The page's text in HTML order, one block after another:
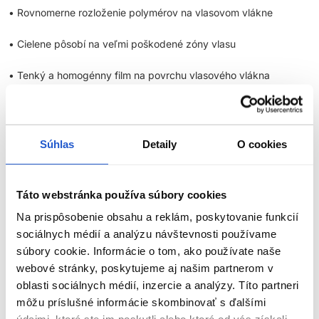
Súhlas Detaily O cookies
Táto webstránka používa súbory cookies
Na prispôsobenie obsahu a reklám, poskytovanie funkcií
sociálnych médií a analýzu návštevnosti používame
súbory cookie. Informácie o tom, ako používate naše
webové stránky, poskytujeme aj našim partnerom v
oblasti sociálnych médií, inzercie a analýzy. Títo partneri
môžu príslušné informácie skombinovať s ďalšími
• Rovnomerne rozloženie polymérov na vlasovom vlákne
• Cielene pôsobí na veľmi poškodené zóny vlasu
• Tenký a homogénny film na povrchu vlasového vlákna
[Zlatý štandard profesionálnej regenerácie]:Profesionálne
zloženie obsahuje výťažky z obilného proteínu a zlatej quinoy.
Poškodený povrch vlasov je okamžite transformovaný, vlasy sú
hebké, lesklé a ľahké na dotyk.
ABSOLUT REPAIR INTENZÍVNA MASKA